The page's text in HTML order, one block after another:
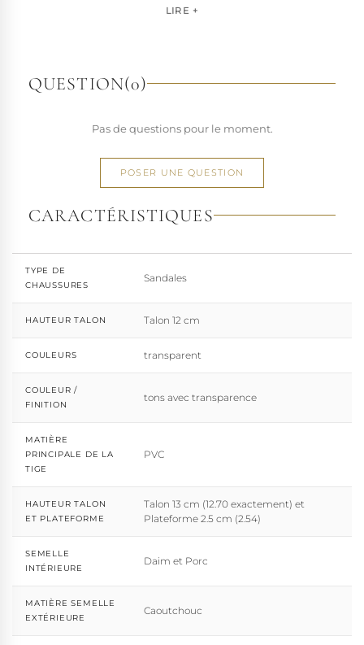
elle a étendu son savoir-faire à d'autres univers. Pleaser est
aujourd'hui distribuée dans 110 pays.
de la mode, Pleaser propose des collections ultra féminines
une large gamme de pointures. Parce qu'un style ne
devrait jamais se réduire à une question de centimètres, la
marque défend une idée simple : permettre à chacun
d'exprimer, sans contrainte, qui il veut être.
LIRE +
QUESTION(0)
Pas de questions pour le moment.
POSER UNE QUESTION
CARACTÉRISTIQUES
TYPE DE
CHAUSSURES
Sandales
HAUTEUR TALON Talon 12 cm
COULEURS transparent
COULEUR /
FINITION
tons avec transparence
MATIÈRE
PRINCIPALE DE LA
TIGE
PVC
HAUTEUR TALON
ET PLATEFORME
Talon 13 cm (12.70 exactement) et
Plateforme 2.5 cm (2.54)
SEMELLE
INTÉRIEURE
Daim et Porc
MATIÈRE SEMELLE
EXTÉRIEURE
Caoutchouc